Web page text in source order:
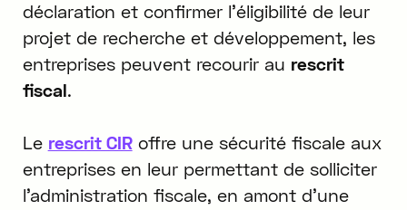
déclaration et confirmer l'éligibilité de leur
projet de recherche et développement, les
entreprises peuvent recourir au rescrit
fiscal.
Le rescrit CIRoffre une sécurité fiscale aux
entreprises en leur permettant de solliciter
l'administration fiscale, en amont d'une